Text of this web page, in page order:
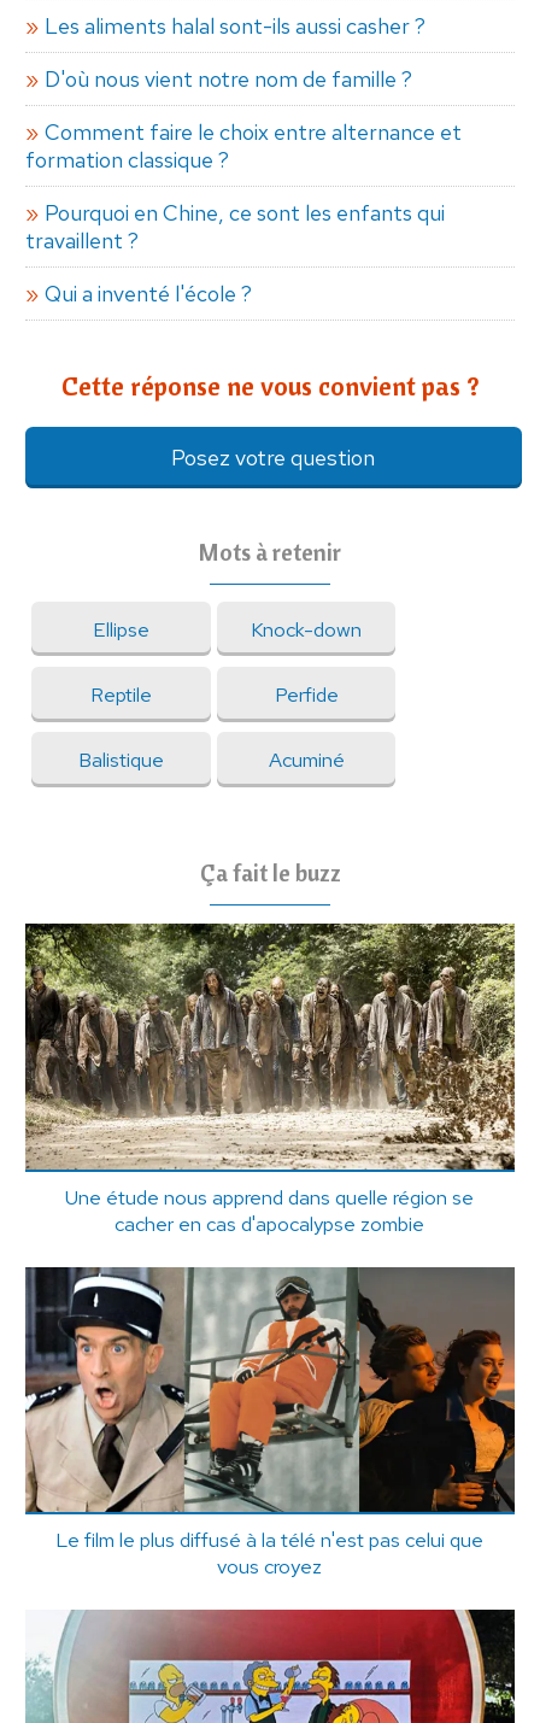
Les aliments halal sont-ils aussi casher ?
D'où nous vient notre nom de famille ?
Comment faire le choix entre alternance et
formation classique ?
Pourquoi en Chine, ce sont les enfants qui
travaillent ?
Qui a inventé l'école ?
Cette réponse ne vous convient pas ?
Posez votre question
Mots à retenir
Ellipse Knock-down
Reptile Perfide
Balistique Acuminé
Ça fait le buzz
Une étude nous apprend dans quelle région se
cacher en cas d'apocalypse zombie
Le film le plus diffusé à la télé n'est pas celui que
vous croyez